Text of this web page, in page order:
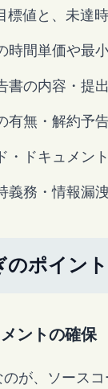
標値と、未達
時間単価や最
書の内容・提
有無・解約予
・ドキュメン
義務・情報漏
のポイント
ントの確保
が、ソース